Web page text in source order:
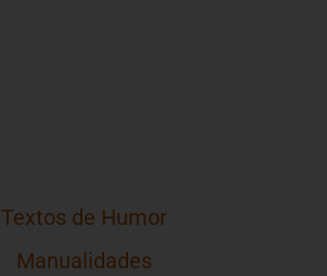
Textos de Humor
Manualidades